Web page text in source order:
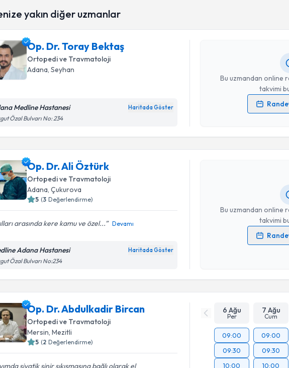
yakın diğer uzmanlar
Op. Dr. Toray Bektaş
Ortopedi ve Travmatoloji
Adana, Seyhan
Medline Hastanesi Haritada Göster
Özal Bulvarı No: 234
Bu uzmandan online
takvimi
Kişisel verilerimin
işlenmesini kabul ediyorum.
Op. Dr. Ali Öztürk
Ortopedi ve Travmatoloji
Adana, Çukurova
5 (3 Değerlendirme)
arasında kere kamu ve özel... Devamı
Adana Hastanesi Haritada Göster
Özal Bulvarı No:234
Bu uzmandan online
takvimi
Kişisel verilerimin
Op. Dr. Abdulkadir Bircan
Ortopedi ve Travmatoloji
Mersin, Mezitli
5 (2 Değerlendirme)
siyatik sinir sıkışmasına bağlı olarak el
6 Ağu
Per
7 Ağu
Cum
09:00
09:30
10:00
09:00
09:30
10:00